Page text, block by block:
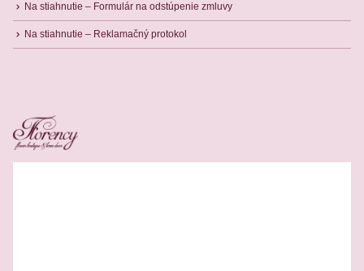
Na stiahnutie – Formulár na odstúpenie zmluvy
Na stiahnutie – Reklamačný protokol